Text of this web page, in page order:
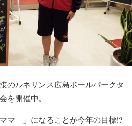
のルネサンス広島ボールパークタ
を開催中。
マ！」になることが今年の目標!?